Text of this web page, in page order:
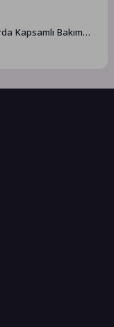
Kapsamlı Bakım